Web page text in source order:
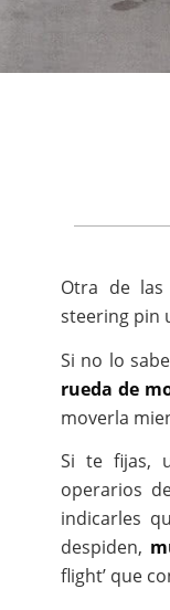
Otra de
steering pin
Si no lo
rueda de
moverla
Si te fijas,
operarios
indicarles
despiden,
flight’ que